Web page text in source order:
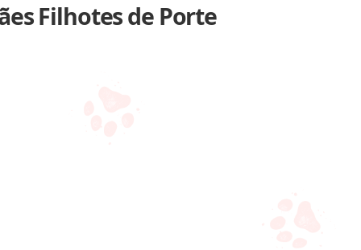
Filhotes de Porte